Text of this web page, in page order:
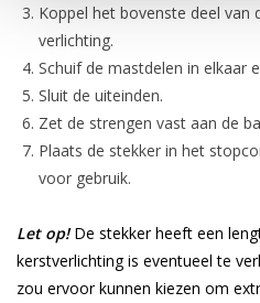
Koppel het bovenste deel van
verlichting.
Schuif de mastdelen in elkaar
Sluit de uiteinden.
Zet de strengen vast aan de
Plaats de stekker in het
voor gebruik.
Let op!De stekker heeft een
kerstverlichting is eventueel te
zou ervoor kunnen kiezen om